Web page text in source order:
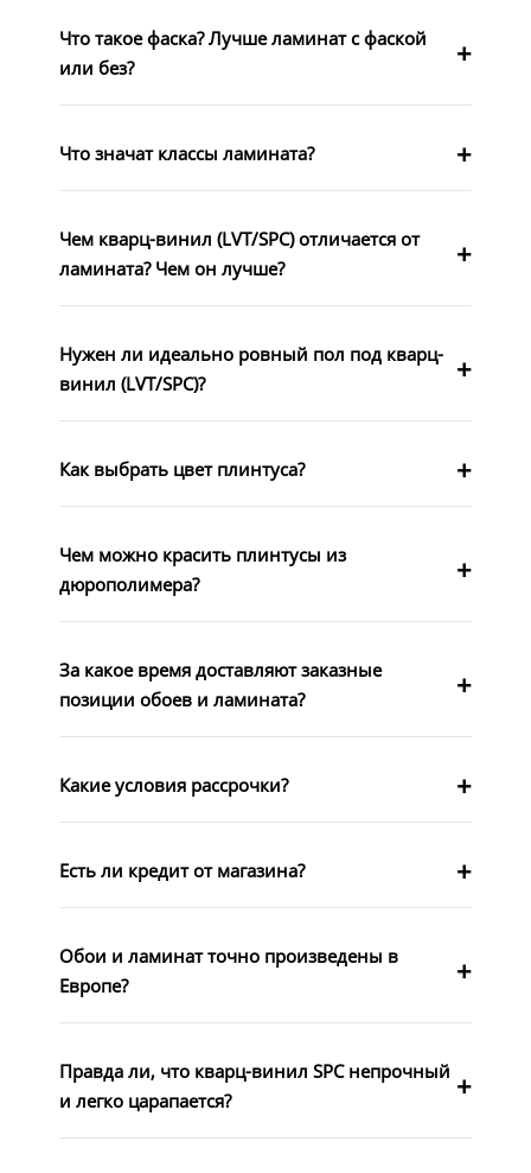
Что такое фаска? Лучше ламинат с фаской
или без?
Что значат классы ламината?
Чем кварц-винил (LVT/SPC) отличается от
ламината? Чем он лучше?
Нужен ли идеально ровный пол под кварц-
винил (LVT/SPC)?
Как выбрать цвет плинтуса?
Чем можно красить плинтусы из
дюрополимера?
За какое время доставляют заказные
позиции обоев и ламината?
Какие условия рассрочки?
Есть ли кредит от магазина?
Обои и ламинат точно произведены в
Европе?
Правда ли, что кварц-винил SPC непрочный
и легко царапается?